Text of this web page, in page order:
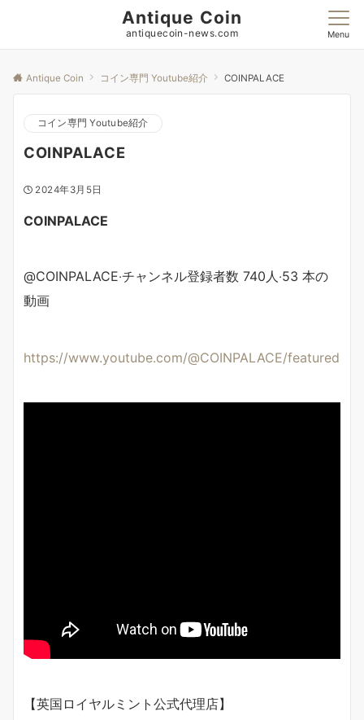
Antique Coin
antiquecoin-news.com Menu
Antique Coin コイン専門 Youtube紹介 COINPALACE
コイン専門 Youtube紹介
COINPALACE
2024年3月5日
COINPALACE
@COINPALACE‧チャンネル登録者数 740人 ‧53 本の
動画
https://www.youtube.com/@COINPALACE/featured
【英国ロイヤルミント公式代理店】